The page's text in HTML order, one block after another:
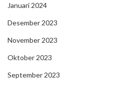
Januari 2024
Desember 2023
November 2023
Oktober 2023
September 2023